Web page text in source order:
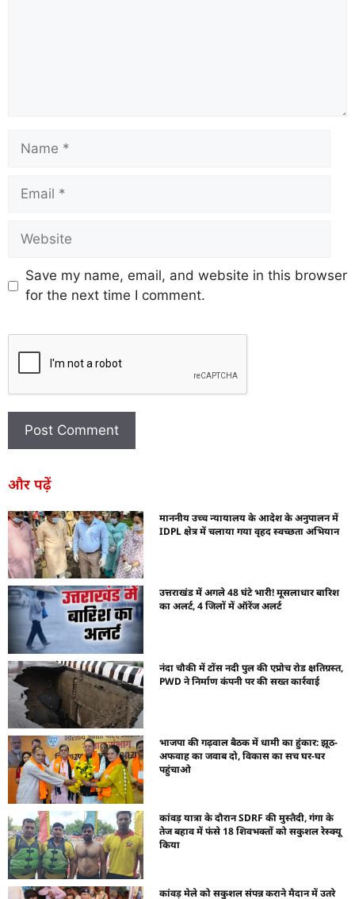
Save my name, email, and website in this browser
for the next time I comment.
और पढ़ें
माननीय उच्च न्यायालय के आदेश के अनुपालन में
IDPL क्षेत्र में चलाया गया वृहद स्वच्छता अभियान
उत्तराखंड में अगले 48 घंटे भारी! मूसलाधार बारिश
का अलर्ट, 4 जिलों में ऑरेंज अलर्ट
नंदा चौकी में टोंस नदी पुल की एप्रोच रोड क्षतिग्रस्त,
PWD ने निर्माण कंपनी पर की सख्त कार्रवाई
भाजपा की गढ़वाल बैठक में धामी का हुंकार: झूठ-
अफवाह का जवाब दो, विकास का सच घर-घर
पहुंचाओ
कांवड़ यात्रा के दौरान SDRF की मुस्तैदी, गंगा के
तेज बहाव में फंसे 18 शिवभक्तों को सकुशल रेस्क्यू
किया
कांवड़ मेले को सकुशल संपन्न कराने मैदान में उतरे